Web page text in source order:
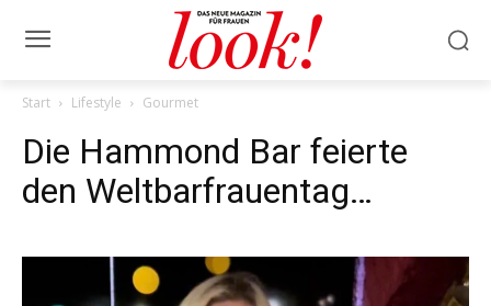
Start Lifestyle Gourmet
Die Hammond Bar feierte
den Weltbarfrauentag…